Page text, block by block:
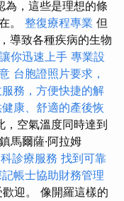
為，這些是理想的條
。 整復療程專業 但
導致各種疾病的生物
你迅速上手 專業設
台胞證照片要求，
務，方便快捷的解
康、舒適的產後恢
，空氣溫度同時達到
馬爾薩·阿拉姆
診療服務 找到可靠
帳士協助財務管理
迎。 像開羅這樣的